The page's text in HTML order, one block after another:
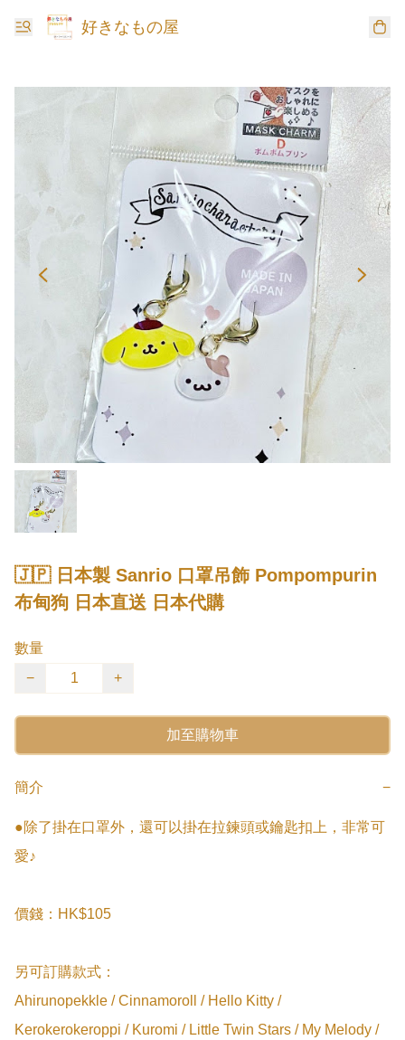
好きなもの屋
🇯🇵 日本製 Sanrio 口罩吊飾 Pompompurin
布甸狗 日本直送 日本代購
數量
−
+
加至購物車
簡介 −
●除了掛在口罩外，還可以掛在拉鍊頭或鑰匙扣上，非常可
愛♪
價錢：HK$105
另可訂購款式：
Ahirunopekkle / Cinnamoroll / Hello Kitty /
Kerokerokeroppi / Kuromi / Little Twin Stars / My Melody /